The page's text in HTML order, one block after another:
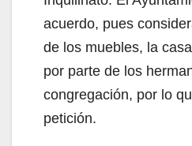
acuerdo, pues
de los muebles, la
por parte de los
congregación, por lo
petición.